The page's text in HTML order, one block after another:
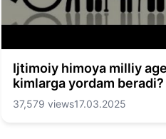
Ijtimoiy himoya milliy
kimlarga yordam beradi?
37,579 views17.03.2025